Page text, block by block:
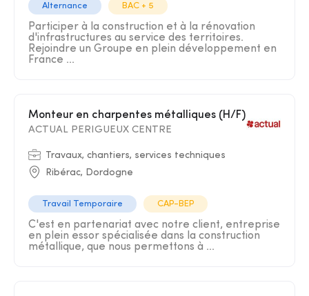
Alternance BAC + 5
Participer à la construction et à la rénovation
d'infrastructures au service des territoires.
Rejoindre un Groupe en plein développement en
France ...
Monteur en charpentes métalliques (H/F)
ACTUAL PERIGUEUX CENTRE
Travaux, chantiers, services techniques
Ribérac, Dordogne
Travail Temporaire CAP-BEP
C'est en partenariat avec notre client, entreprise
en plein essor spécialisée dans la construction
métallique, que nous permettons à ...